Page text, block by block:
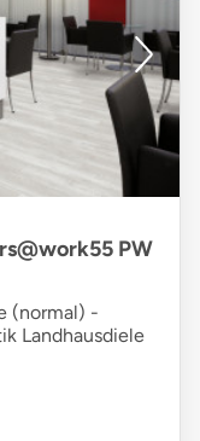
PW
(normal) -
Landhausdiele